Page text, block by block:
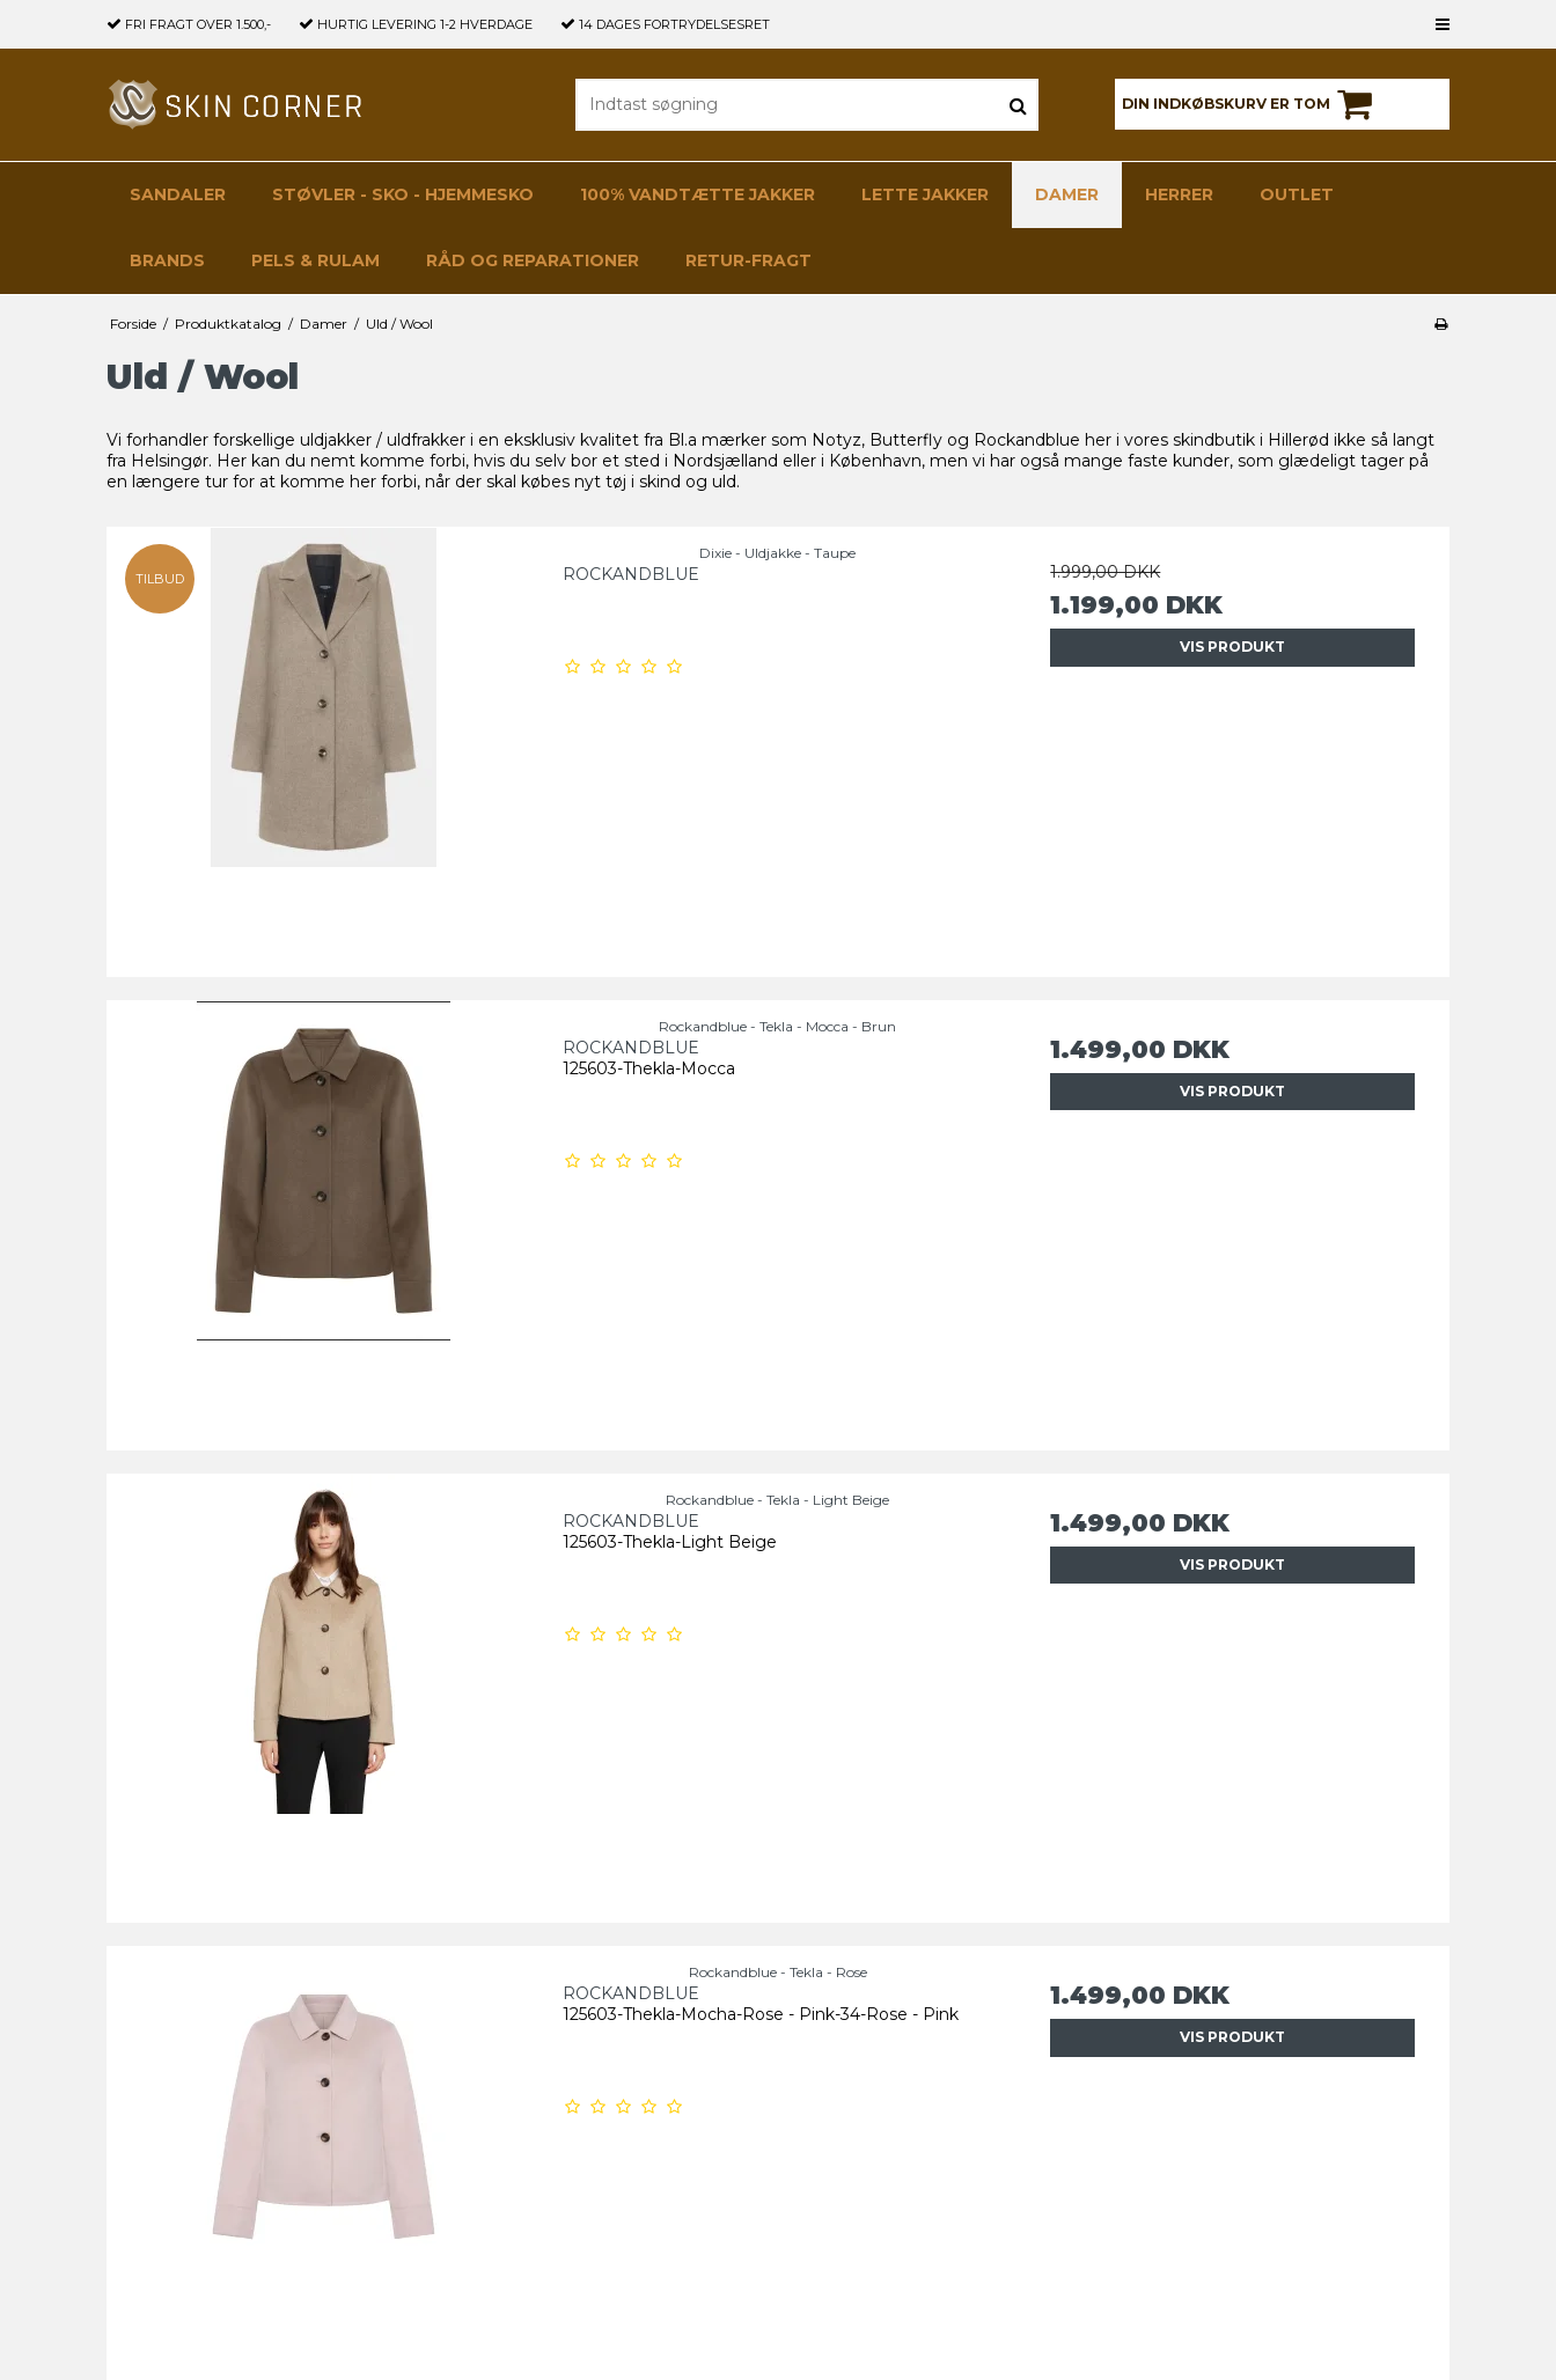
FRI FRAGT OVER 1.500,- HURTIG LEVERING 1-2 HVERDAGE 14 DAGES FORTRYDELSESRET
DIN INDKØBSKURV ER TOM
SANDALER STØVLER - SKO - HJEMMESKO 100% VANDTÆTTE JAKKER LETTE JAKKER DAMER HERRER OUTLET
BRANDS PELS & RULAM RÅD OG REPARATIONER RETUR-FRAGT
Forside / Produktkatalog / Damer / Uld / Wool
Uld / Wool
Vi forhandler forskellige uldjakker / uldfrakker i en eksklusiv kvalitet fra Bl.a mærker som Notyz, Butterfly og Rockandblue her i vores skindbutik i Hillerød ikke så langt
fra Helsingør. Her kan du nemt komme forbi, hvis du selv bor et sted i Nordsjælland eller i København, men vi har også mange faste kunder, som glædeligt tager på
en længere tur for at komme her forbi, når der skal købes nyt tøj i skind og uld.
TILBUD
Dixie - Uldjakke - Taupe
ROCKANDBLUE 1.999,00 DKK
1.199,00 DKK
VIS PRODUKT
Rockandblue - Tekla - Mocca - Brun
ROCKANDBLUE
125603-Thekla-Mocca
1.499,00 DKK
VIS PRODUKT
Rockandblue - Tekla - Light Beige
ROCKANDBLUE
125603-Thekla-Light Beige
1.499,00 DKK
VIS PRODUKT
Rockandblue - Tekla - Rose
ROCKANDBLUE
125603-Thekla-Mocha-Rose - Pink-34-Rose - Pink
1.499,00 DKK
VIS PRODUKT